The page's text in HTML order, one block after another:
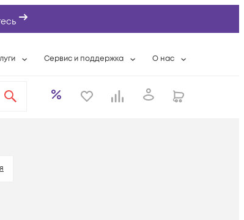
гарантия
Сервис и поддержка
Разовые выездные работы
О нас
Контактная